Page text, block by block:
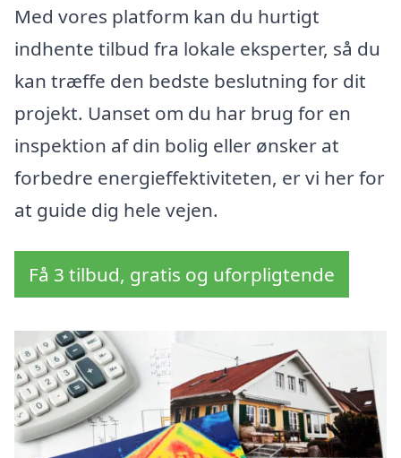
Med vores platform kan du hurtigt
indhente tilbud fra lokale eksperter, så du
kan træffe den bedste beslutning for dit
projekt. Uanset om du har brug for en
inspektion af din bolig eller ønsker at
forbedre energieffektiviteten, er vi her for
at guide dig hele vejen.
Få 3 tilbud, gratis og uforpligtende